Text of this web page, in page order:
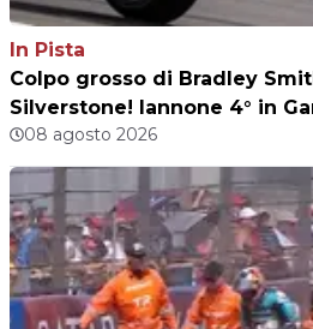
In Pista
Colpo grosso di Bradley
Silverstone! Iannone 4° in
08 agosto 2026